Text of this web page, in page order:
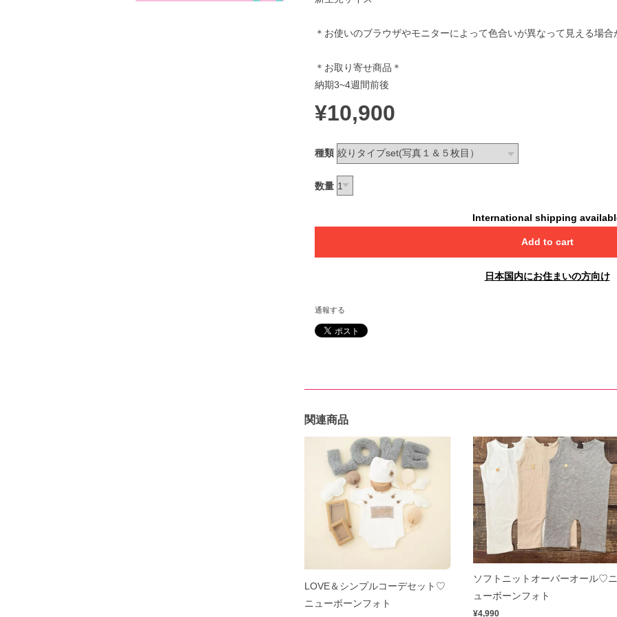
＊お使いのブラウザやモニターによって色合いが異なって見える場合
＊お取り寄せ商品＊
納期3~4週間前後
¥10,900
種類
数量
International shipping
Add to cart
日本国内にお住まいの方向け
通報する
関連商品
LOVE＆シンプルコーデセット♡
ニューボーンフォト
ソフトニットオーバーオール♡ニ
ューボーンフォト
¥4,990